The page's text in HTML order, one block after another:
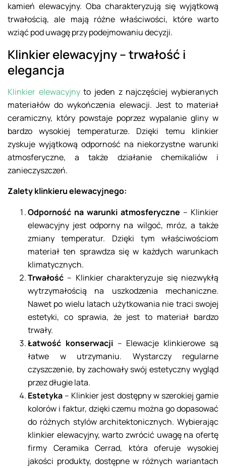
kamień elewacyjny. Oba charakteryzują się wyjątkową
trwałością, ale mają różne właściwości, które warto
wziąć pod uwagę przy podejmowaniu decyzji.
Klinkier elewacyjny – trwałość i
elegancja
Klinkier elewacyjnyto jeden z najczęściej wybieranych
materiałów do wykończenia elewacji. Jest to materiał
ceramiczny, który powstaje poprzez wypalanie gliny w
bardzo wysokiej temperaturze. Dzięki temu klinkier
zyskuje wyjątkową odporność na niekorzystne warunki
atmosferyczne, a także działanie chemikaliów i
zanieczyszczeń.
Zalety klinkieru elewacyjnego:
Odporność na warunki atmosferyczne – Klinkier
elewacyjny jest odporny na wilgoć, mróz, a także
zmiany temperatur. Dzięki tym właściwościom
materiał ten sprawdza się w każdych warunkach
klimatycznych.
Trwałość – Klinkier charakteryzuje się niezwykłą
wytrzymałością na uszkodzenia mechaniczne.
Nawet po wielu latach użytkowania nie traci swojej
estetyki, co sprawia, że jest to materiał bardzo
trwały.
Łatwość konserwacji– Elewacje klinkierowe są
łatwe w utrzymaniu. Wystarczy regularne
czyszczenie, by zachowały swój estetyczny wygląd
przez długie lata.
Estetyka – Klinkier jest dostępny w szerokiej gamie
kolorów i faktur, dzięki czemu można go dopasować
do różnych stylów architektonicznych. Wybierając
klinkier elewacyjny, warto zwrócić uwagę na ofertę
firmy Ceramika Cerrad, która oferuje wysokiej
jakości produkty, dostępne w różnych wariantach